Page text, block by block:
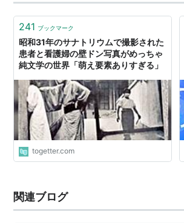
https://shouwashi.com/index.htm…
241 ブックマーク
昭和31年のサナトリウムで撮影された
患者と看護婦の壁ドン写真がめっちゃ
純文学の世界「萌え要素ありすぎる」
togetter.com
関連ブログ